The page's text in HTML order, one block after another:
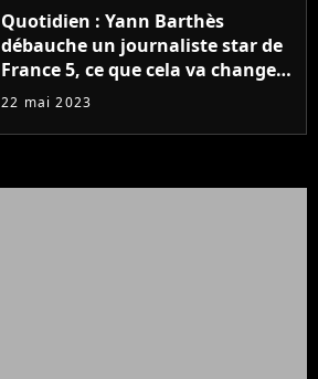
Quotidien : Yann Barthès
débauche un journaliste star de
France 5, ce que cela va changer
à la rentrée
22 mai 2023